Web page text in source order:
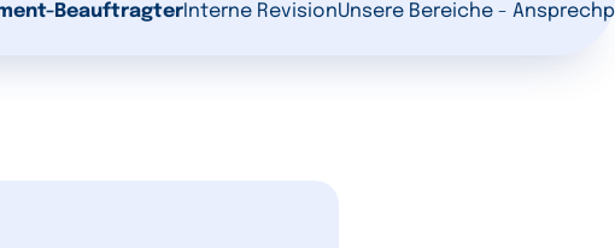
Beauftragter Interne RevisionUnsere Bereiche -